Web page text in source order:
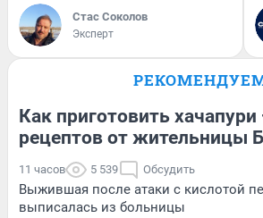
Стас Соколов
Эксперт
Как приготовить
рецептов от жительницы
11 часов 5 539 Обсудить
Выжившая после атаки с кислотой
выписалась из больницы